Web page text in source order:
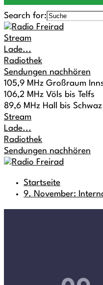
Search for:
Stream
Lade...
Radiothek
Sendungen nachhören
105,9 MHz Großraum
106,2 MHz Völs bis Telfs
89,6 MHz Hall bis Schwaz
Stream
Lade...
Radiothek
Sendungen nachhören
Startseite
9. November: